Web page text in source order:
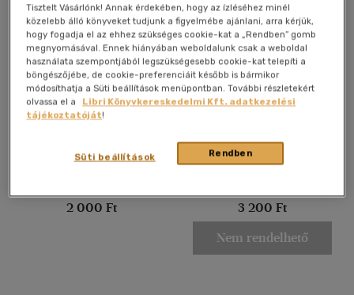
6 -10 év(2)
10 - 14 év(37)
14 - 18 év(10)
mind(11)
Gyermek és ifjúsági(11)
Felnőtt(897)
Magyar(1060)
Népi gombaismeret
Kicsi Sándor András
Utolsó ismert ár:
2 000 Ft
Honfoglaló gének
Utolsó ismert ár:
3 200 Ft
Nem rendelhető
Tisztelt Vásárlónk! Annak érdekében, hogy az ízléséhez minél
közelebb álló könyveket tudjunk a figyelmébe ajánlani, arra kérjük,
hogy fogadja el az ehhez szükséges cookie-kat a „Rendben” gomb
megnyomásával. Ennek hiányában weboldalunk csak a weboldal
használata szempontjából legszükségesebb cookie-kat telepíti a
böngészőjébe, de cookie-preferenciáit később is bármikor
módosíthatja a Süti beállítások menüpontban. További részletekért
olvassa el a
Libri Könyvkereskedelmi Kft. adatkezelési
tájékoztatóját!
Rendben
Süti beállítások